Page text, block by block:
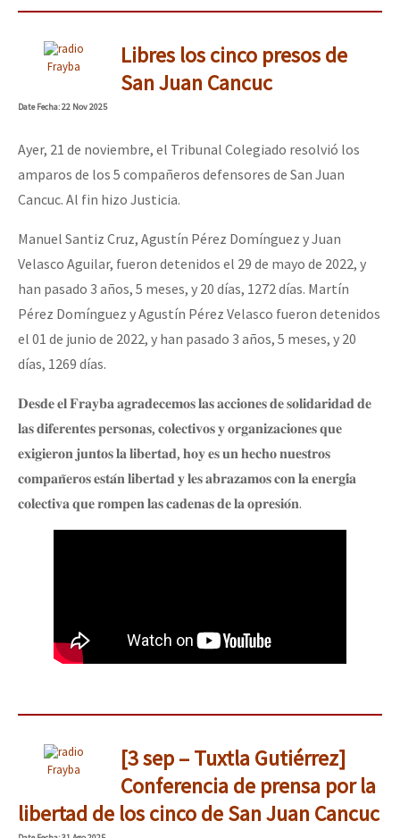
Frayba
Libres los cinco presos de
San Juan Cancuc
DateFecha: 22 Nov 2025
Ayer, 21 de noviembre, el Tribunal Colegiado resolvió los
amparos de los 5 compañeros defensores de San Juan
Cancuc. Al fin hizo Justicia.
Manuel Santiz Cruz, Agustín Pérez Domínguez y Juan
Velasco Aguilar, fueron detenidos el 29 de mayo de 2022, y
han pasado 3 años, 5 meses, y 20 días, 1272 días. Martín
Pérez Domínguez y Agustín Pérez Velasco fueron detenidos
el 01 de junio de 2022, y han pasado 3 años, 5 meses, y 20
días, 1269 días.
𝐃𝐞𝐬𝐝𝐞 𝐞𝐥 𝐅𝐫𝐚𝐲𝐛𝐚 𝐚𝐠𝐫𝐚𝐝𝐞𝐜𝐞𝐦𝐨𝐬 𝐥𝐚𝐬 𝐚𝐜𝐜𝐢𝐨𝐧𝐞𝐬 𝐝𝐞 𝐬𝐨𝐥𝐢𝐝𝐚𝐫𝐢𝐝𝐚𝐝 𝐝𝐞
𝐥𝐚𝐬 𝐝𝐢𝐟𝐞𝐫𝐞𝐧𝐭𝐞𝐬 𝐩𝐞𝐫𝐬𝐨𝐧𝐚𝐬, 𝐜𝐨𝐥𝐞𝐜𝐭𝐢𝐯𝐨𝐬 𝐲 𝐨𝐫𝐠𝐚𝐧𝐢𝐳𝐚𝐜𝐢𝐨𝐧𝐞𝐬 𝐪𝐮𝐞
𝐞𝐱𝐢𝐠𝐢𝐞𝐫𝐨𝐧 𝐣𝐮𝐧𝐭𝐨𝐬 𝐥𝐚 𝐥𝐢𝐛𝐞𝐫𝐭𝐚𝐝, 𝐡𝐨𝐲 𝐞𝐬 𝐮𝐧 𝐡𝐞𝐜𝐡𝐨 𝐧𝐮𝐞𝐬𝐭𝐫𝐨𝐬
𝐜𝐨𝐦𝐩𝐚𝐧̃𝐞𝐫𝐨𝐬 𝐞𝐬𝐭𝐚́𝐧 𝐥𝐢𝐛𝐞𝐫𝐭𝐚𝐝 𝐲 𝐥𝐞𝐬 𝐚𝐛𝐫𝐚𝐳𝐚𝐦𝐨𝐬 𝐜𝐨𝐧 𝐥𝐚 𝐞𝐧𝐞𝐫𝐠𝐢́𝐚
𝐜𝐨𝐥𝐞𝐜𝐭𝐢𝐯𝐚 𝐪𝐮𝐞 𝐫𝐨𝐦𝐩𝐞𝐧 𝐥𝐚𝐬 𝐜𝐚𝐝𝐞𝐧𝐚𝐬 𝐝𝐞 𝐥𝐚 𝐨𝐩𝐫𝐞𝐬𝐢𝐨́𝐧.
Frayba
[3 sep – Tuxtla Gutiérrez]
Conferencia de prensa por la
libertad de los cinco de San Juan Cancuc